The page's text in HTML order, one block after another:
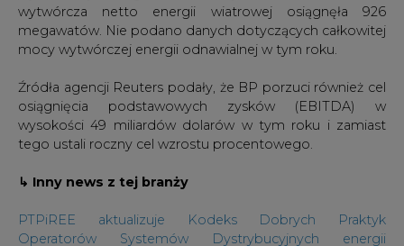
wytwórcza netto energii wiatrowej osiągnęła 926
megawatów. Nie podano danych dotyczących całkowitej
mocy wytwórczej energii odnawialnej w tym roku.
Źródła agencji Reuters podały, że BP porzuci również cel
osiągnięcia podstawowych zysków (EBITDA) w
wysokości 49 miliardów dolarów w tym roku i zamiast
tego ustali roczny cel wzrostu procentowego.
↳ Inny news z tej branży
PTPiREE aktualizuje Kodeks Dobrych Praktyk
Operatorów Systemów Dystrybucyjnych energii